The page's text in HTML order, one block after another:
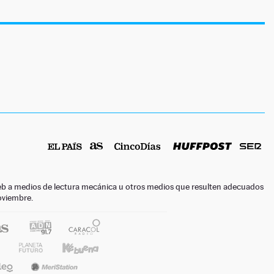
a medios de lectura mecánica u otros medios que resulten adecuados